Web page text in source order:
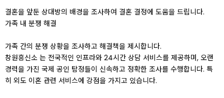
결혼을 앞둔 상대방의 배경을 조사하여 결혼 결정에 도움을 드립니다.
가족 내 분쟁 해결
가족 간의 분쟁 상황을 조사하고 해결책을 제시합니다.
창원흥신소 는 전국적인 인프라와 24시간 상담 서비스를 제공하며, 오랜
경력을 가진 국제 공인 탐정들이 신속하고 정확한 조사를 수행합니다. 특
히 외도 이혼 관련 서비스에 강점을 가지고 있습니다.